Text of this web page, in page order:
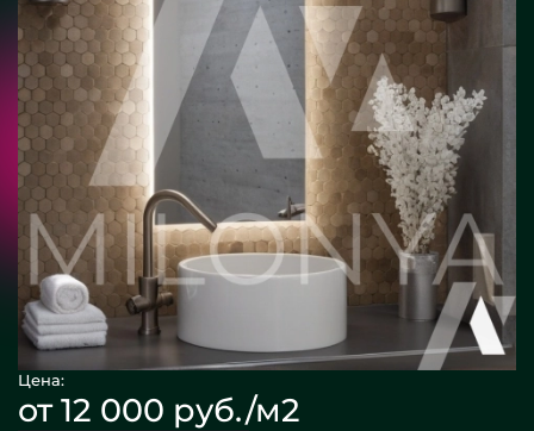
Цена:
от 12 000 руб./м2